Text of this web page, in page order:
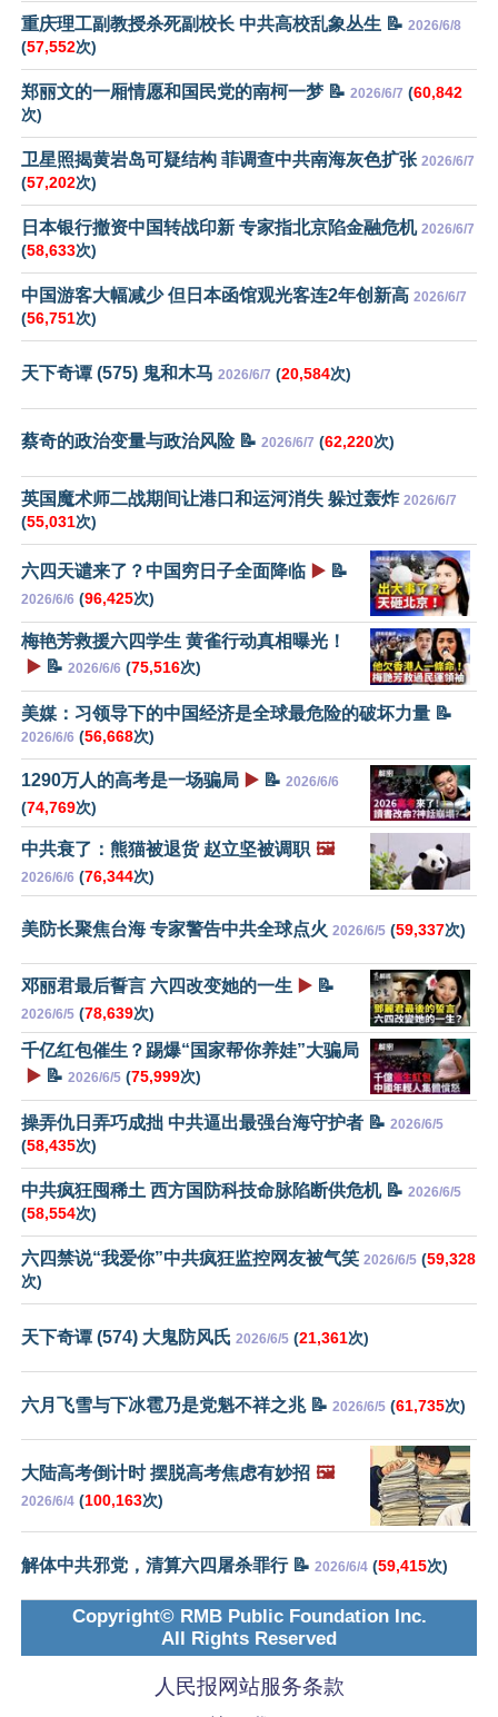
重庆理工副教授杀死副校长 中共高校乱象丛生 📝 2026/6/8
(57,552次)
郑丽文的一厢情愿和国民党的南柯一梦 📝 2026/6/7 (60,842
次)
卫星照揭黄岩岛可疑结构 菲调查中共南海灰色扩张 2026/6/7
(57,202次)
日本银行撤资中国转战印新 专家指北京陷金融危机 2026/6/7
(58,633次)
中国游客大幅减少 但日本函馆观光客连2年创新高 2026/6/7
(56,751次)
天下奇谭 (575) 鬼和木马 2026/6/7 (20,584次)
蔡奇的政治变量与政治风险 📝 2026/6/7 (62,220次)
英国魔术师二战期间让港口和运河消失 躲过轰炸 2026/6/7
(55,031次)
六四天谴来了？中国穷日子全面降临 ▶️ 📝
2026/6/6 (96,425次)
梅艳芳救援六四学生 黄雀行动真相曝光！
▶️ 📝 2026/6/6 (75,516次)
美媒：习领导下的中国经济是全球最危险的破坏力量 📝
2026/6/6 (56,668次)
1290万人的高考是一场骗局 ▶️ 📝 2026/6/6
(74,769次)
中共衰了：熊猫被退货 赵立坚被调职 🖼️
2026/6/6 (76,344次)
美防长聚焦台海 专家警告中共全球点火 2026/6/5 (59,337次)
邓丽君最后誓言 六四改变她的一生 ▶️ 📝
2026/6/5 (78,639次)
千亿红包催生？踢爆“国家帮你养娃”大骗局
▶️ 📝 2026/6/5 (75,999次)
操弄仇日弄巧成拙 中共逼出最强台海守护者 📝 2026/6/5
(58,435次)
中共疯狂囤稀土 西方国防科技命脉陷断供危机 📝 2026/6/5
(58,554次)
六四禁说“我爱你”中共疯狂监控网友被气笑 2026/6/5 (59,328
次)
天下奇谭 (574) 大鬼防风氏 2026/6/5 (21,361次)
六月飞雪与下冰雹乃是党魁不祥之兆 📝 2026/6/5 (61,735次)
大陆高考倒计时 摆脱高考焦虑有妙招 🖼️
2026/6/4 (100,163次)
解体中共邪党，清算六四屠杀罪行 📝 2026/6/4 (59,415次)
Copyright© RMB Public Foundation Inc.
All Rights Reserved
人民报网站服务条款